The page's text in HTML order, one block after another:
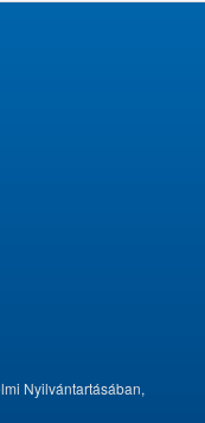
Nyilvántartásában,